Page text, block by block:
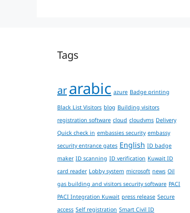
Tags
ararabicazureBadge printing
Black List Visitorsblog Building visitors
registration softwarecloudcloudvmsDelivery
Quick check inembassies securityembassy
security entrance gatesEnglishID badge
makerID scanning ID verificationKuwait ID
card readerLobby systemmicrosoftnewsOil
gas building and visitors security softwarePACI
PACI Integration Kuwaitpress releaseSecure
accessSelf registrationSmart Civil ID